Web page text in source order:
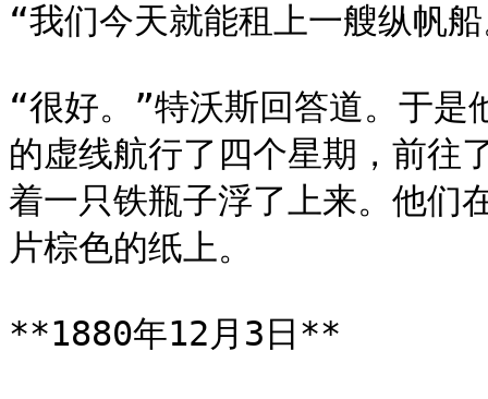
“我们今天就能租上一艘纵帆
“很好。”特沃斯回答道。于是
的虚线航行了四个星期，前往
着一只铁瓶子浮了上来。他们
片棕色的纸上。
**1880年12月3日**